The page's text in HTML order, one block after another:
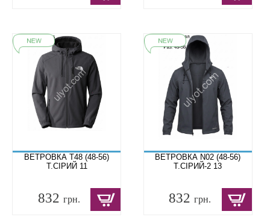
ВЕТРОВКА T48 (48-56)
Т.СІРИЙ 11
832 грн.
ВЕТРОВКА N02 (48-56)
Т.СІРИЙ-2 13
832грн.